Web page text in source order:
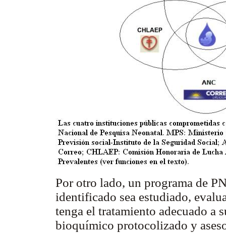
Por otro lado, un programa de
identificado sea estudiado,
tenga el tratamiento adecuado
bioquímico protocolizado y